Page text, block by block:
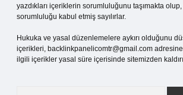
yazdıkları içeriklerin sorumluluğunu taşımakta
sorumluluğu kabul etmiş sayılırlar.
Hukuka ve yasal düzenlemelere aykırı olduğunu
içerikleri, backlinkpanelicomtr@gmail.com
ilgili içerikler yasal süre içerisinde sitemizden